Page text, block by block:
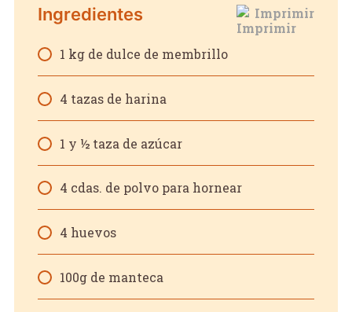
Imprimir
Ingredientes
1 kg de dulce de membrillo
4 tazas de harina
1 y ½ taza de azúcar
4 cdas. de polvo para hornear
4 huevos
100g de manteca